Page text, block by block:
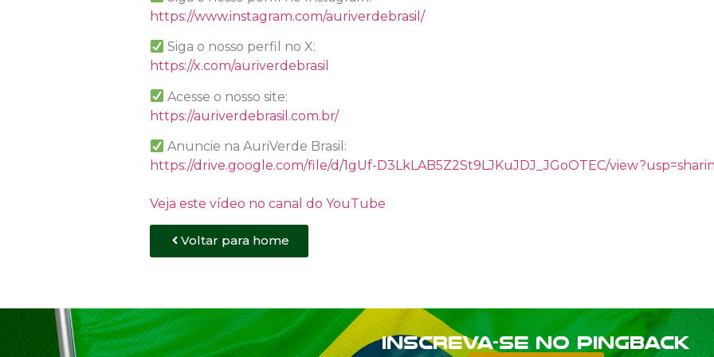
https://www.instagram.com/auriverdebrasil/
Siga o nosso perfil no X:
https://x.com/auriverdebrasil
Acesse o nosso site:
https://auriverdebrasil.com.br/
Anuncie na AuriVerde Brasil:
https://drive.google.com/file/d/1gUf-D3LkLAB5Z2St9LJKuJDJ_JGoOTEC/
Veja este vídeo no canal do YouTube
Voltar para home
Inscreva-se no PINGBACK